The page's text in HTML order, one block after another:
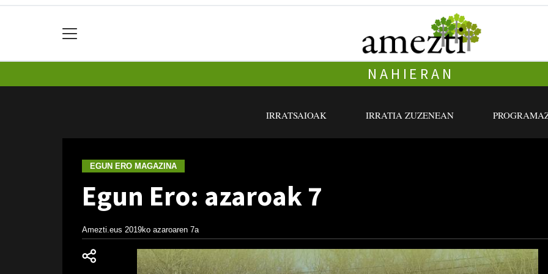
NAHIERAN
IRRATSAIOAK IRRATIA ZUZENEAN
EGUN ERO MAGAZINA
Egun Ero: azaroak 7
Amezti.eus 2019ko azaroaren 7a